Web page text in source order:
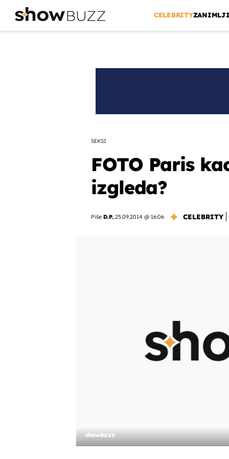
CELEBRITY
SEKSI
FOTO Paris
izgleda?
Piše D.P.,25.09.2014 @ 16:06 CELEBRITY
showbuzz